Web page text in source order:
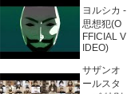
ヨルシカ -
思想犯(O
FFICIAL V
IDEO)
サザンオ
ールスタ